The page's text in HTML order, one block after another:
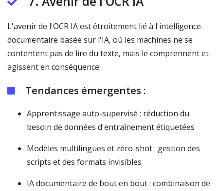
L'avenir de l'OCR IA est étroitement lié à l'intelligence
documentaire basée sur l'IA, où les machines ne se
contentent pas de lire du texte, mais le comprennent et
agissent en conséquence.
Tendances émergentes :
Apprentissage auto-supervisé : réduction du
besoin de données d'entraînement étiquetées
Modèles multilingues et zéro-shot : gestion des
scripts et des formats invisibles
IA documentaire de bout en bout : combinaison de